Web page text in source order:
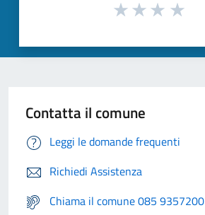
Contatta il comune
Leggi le domande frequenti
Richiedi Assistenza
Chiama il comune 085 9357200